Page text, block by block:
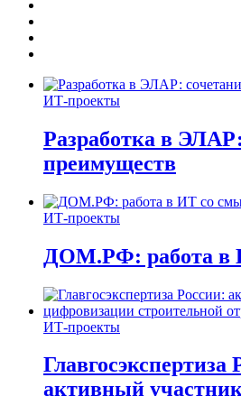
ИТ-проекты
Разработка в
преимуществ
ИТ-проекты
ДОМ.РФ: работа в
ИТ-проекты
Главгосэкспертиза
активный